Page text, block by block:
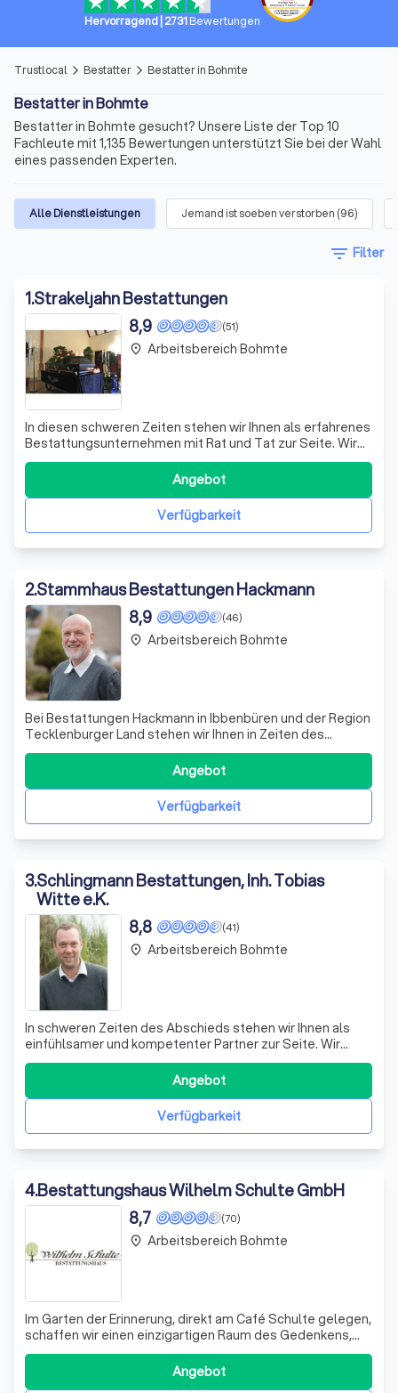
Hervorragend| 2731 Bewertungen
Trustlocal arrow_forward_ios Bestatter arrow_forward_ios Bestatter in Bohmte
Bestatter in Bohmte
Bestatter in Bohmte gesucht? Unsere Liste der Top 10
Fachleute mit 1,135 Bewertungen unterstützt Sie bei der Wahl
eines passenden Experten.
Alle Dienstleistungen Jemand ist soeben verstorben (96)
filter_list Filter
1.Strakeljahn Bestattungen
(51)
8,9
In diesen schweren Zeiten stehen wir Ihnen als erfahrenes
Bestattungsunternehmen mit Rat und Tat zur Seite. Wir
verstehen, dass der Verlust eines geliebten Menschen
eine enorme emotionale Herausforderung darstellt.
Deshalb bieten wir Ihnen eine umfassende Betreuung, die
von der sorgfältigen PlanungVerfügbarkeit
Angebot
place Arbeitsbereich Bohmte
2.Stammhaus Bestattungen Hackmann
(46)
8,9
Bei Bestattungen Hackmann in Ibbenbüren und der Region
Tecklenburger Land stehen wir Ihnen in Zeiten des
Abschieds mit Würde und Respekt zur Seite. Unser
Familienunternehmen, das seit fast einem Jahrhundert
besteht, hat es sich zur Aufgabe gemacht, Sie umfassend
und einfühlsam zu unterstützen. Wir b
Verfügbarkeit
Angebot
place Arbeitsbereich Bohmte
3.Schlingmann Bestattungen, Inh. Tobias
Witte e.K.
(41)
8,8
In schweren Zeiten des Abschieds stehen wir Ihnen als
einfühlsamer und kompetenter Partner zur Seite. Wir
verstehen, dass der Verlust eines geliebten Menschen
oft unerwartet kommt und viele Entscheidungen
erfordert. Mit jahrelanger Erfahrung begleiten wir Sie
durch den gesamten Prozess der Bestattun
Verfügbarkeit
Angebot
place Arbeitsbereich Bohmte
4.Bestattungshaus Wilhelm Schulte GmbH
(70)
8,7
Im Garten der Erinnerung, direkt am Café Schulte gelegen,
schaffen wir einen einzigartigen Raum des Gedenkens,
der 2014 ins Leben gerufen wurde. Hier finden Trauernde
nicht nur einen Ort der Stille, sondern auch eine Quelle der
Hoffnung und des Trostes. Die harmonische Architektur
Angebot
place Arbeitsbereich Bohmte